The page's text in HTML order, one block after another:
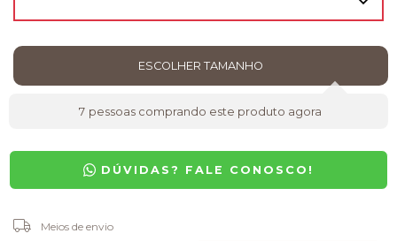
7 pessoas comprando este produto agora
DÚVIDAS? FALE CONOSCO!
Entregas para o CEP:
Meios de envio